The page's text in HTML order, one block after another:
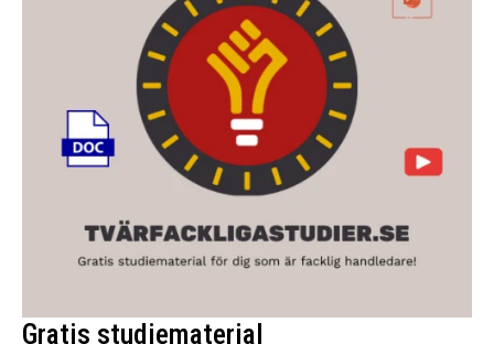
Gratis studiematerial